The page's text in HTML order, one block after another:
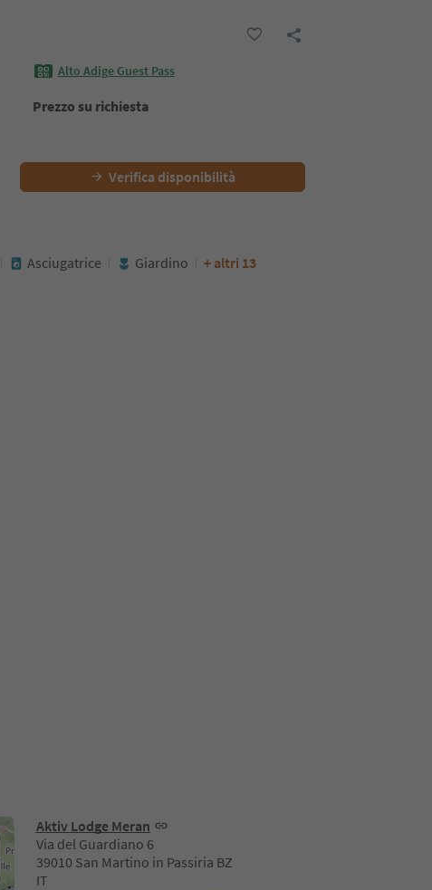
Alto Adige Guest Pass
Prezzo su richiesta
Verifica disponibilità
Asciugatrice Giardino + altri 13
Aktiv Lodge Meran
Via del Guardiano 6
39010 San Martino in Passiria BZ
IT